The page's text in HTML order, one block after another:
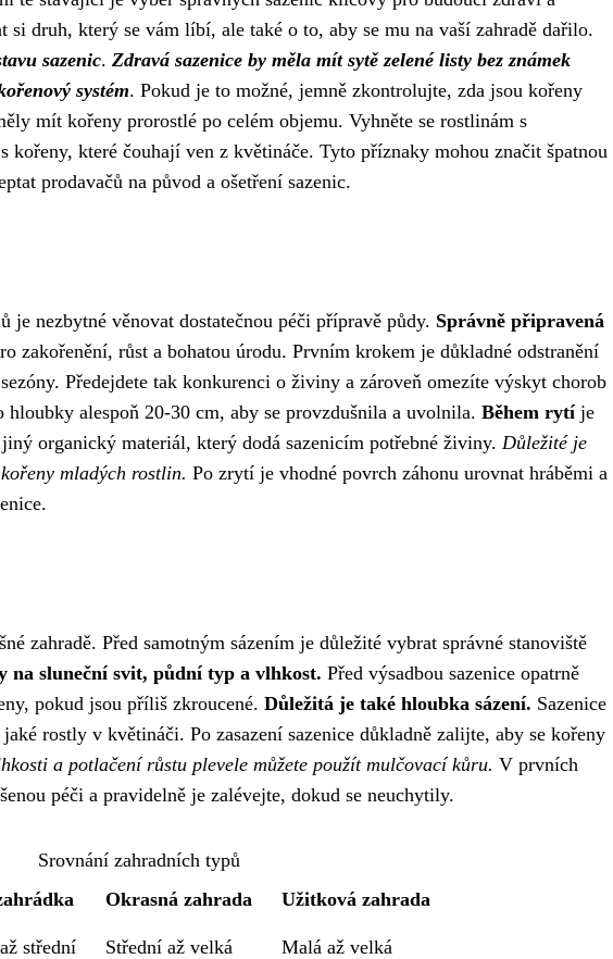
druh, který se vám líbí, ale také o to, aby se mu na vaší zahradě dařilo.
sazenic. Zdravá sazenice by měla mít sytě zelené listy bez známek
systém. Pokud je to možné, jemně zkontrolujte, zda jsou kořeny
mít kořeny prorostlé po celém objemu. Vyhněte se rostlinám s
kořeny, které čouhají ven z květináče. Tyto příznaky mohou značit špatnou
prodavačů na původ a ošetření sazenic.
je nezbytné věnovat dostatečnou péči přípravě půdy. Správně připravená
zakořenění, růst a bohatou úrodu. Prvním krokem je důkladné odstranění
Předejdete tak konkurenci o živiny a zároveň omezíte výskyt chorob
alespoň 20-30 cm, aby se provzdušnila a uvolnila. Během rytíje
organický materiál, který dodá sazenicím potřebné živiny. Důležité je
mladých rostlin. Po zrytí je vhodné povrch záhonu urovnat hráběmi a
zahradě. Před samotným sázením je důležité vybrat správné stanoviště
na sluneční svit, půdní typ a vlhkost. Před výsadbou sazenice opatrně
pokud jsou příliš zkroucené. Důležitá je také hloubka sázení. Sazenice
rostly v květináči. Po zasazení sazenice důkladně zalijte, aby se kořeny
a potlačení růstu plevele můžete použít mulčovací kůru. V prvních
péči a pravidelně je zalévejte, dokud se neuchytily.
Srovnání zahradních typů
Okrasná zahrada Užitková zahrada
střední Střední až velká Malá až velká